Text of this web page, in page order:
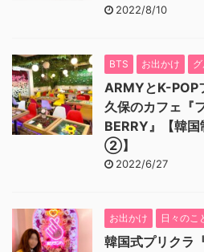
2022/8/10
BTS お出かけ
ARMYとK-POP
久保のカフェ『
BERRY』【韓
②】
2022/6/27
お出かけ 日々のこ
韓国式プリクラ